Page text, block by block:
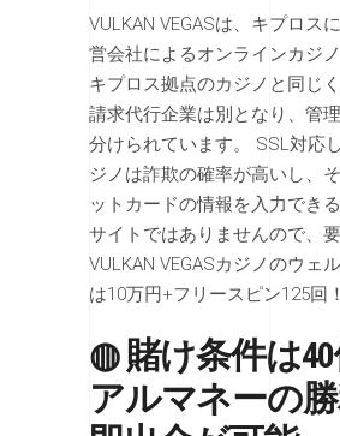
VULKAN VEGASは、キプロス
営会社によるオンラインカジ
キプロス拠点のカジノと同じ
請求代行企業は別となり、管
分けられています。 SSL対応
ジノは詐欺の確率が高いし、
ットカードの情報を入力でき
サイトではありませんので、要
VULKAN VEGASカジノのウェ
は10万円+フリースピン125回！
◍ 賭け条件は40
アルマネーの